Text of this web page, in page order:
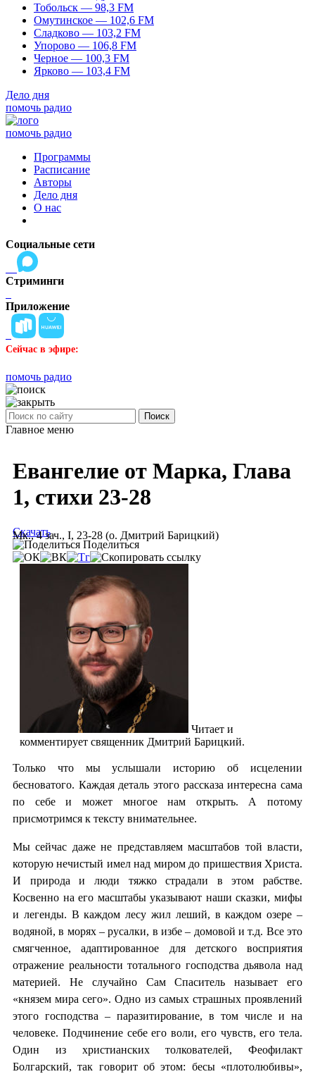
Тобольск — 98,3 FM
Омутинское — 102,6 FM
Сладково — 103,2 FM
Упорово — 106,8 FM
Черное — 100,3 FM
Ярково — 103,4 FM
Дело дня
помочь радио
помочь радио
Программы
Расписание
Авторы
Дело дня
О нас
Социальные сети
Стриминги
Приложение
Сейчас в эфире:
помочь радио
Поиск
Главное меню
Евангелие от Марка, Глава
1, стихи 23-28
Мк., 4 зач., I, 23-28 (о. Дмитрий Барицкий)
Скачать
Поделиться
Читает и
комментирует священник Дмитрий Барицкий.
Только что мы услышали историю об исцелении
бесноватого. Каждая деталь этого рассказа интересна сама
по себе и может многое нам открыть. А потому
присмотримся к тексту внимательнее.
Мы сейчас даже не представляем масштабов той власти,
которую нечистый имел над миром до пришествия Христа.
И природа и люди тяжко страдали в этом рабстве.
Косвенно на его масштабы указывают наши сказки, мифы
и легенды. В каждом лесу жил леший, в каждом озере –
водяной, в морях – русалки, в избе – домовой и т.д. Все это
смягченное, адаптированное для детского восприятия
отражение реальности тотального господства дьявола над
материей. Не случайно Сам Спаситель называет его
«князем мира сего». Одно из самых страшных проявлений
этого господства – паразитирование, в том числе и на
человеке. Подчинение себе его воли, его чувств, его тела.
Один из христианских толкователей, Феофилакт
Болгарский, так говорит об этом: бесы «плотолюбивы»,